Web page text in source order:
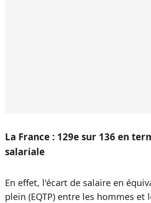
La France : 129e sur 136 en
salariale
En effet, l'écart de salaire en
plein (EQTP) entre les hommes et